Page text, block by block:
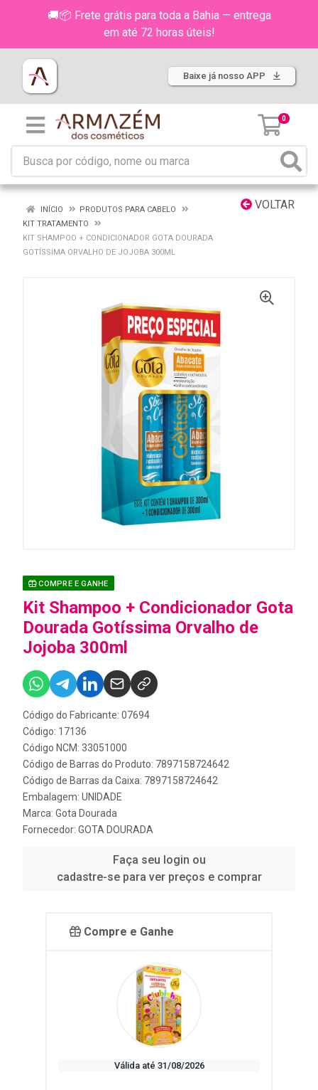
🚚📦 Frete grátis para toda a Bahia — entrega
em até 72 horas úteis!
Baixe já nosso APP
0
VOLTAR
INÍCIO
PRODUTOS PARA CABELO
KIT TRATAMENTO
KIT SHAMPOO + CONDICIONADOR GOTA DOURADA
GOTÍSSIMA ORVALHO DE JOJOBA 300ML
COMPRE E GANHE
Kit Shampoo + Condicionador Gota
Dourada Gotíssima Orvalho de
Jojoba 300ml
Código do Fabricante: 07694
Código: 17136
Código NCM: 33051000
Código de Barras do Produto: 7897158724642
Código de Barras da Caixa: 7897158724642
Embalagem: UNIDADE
Marca: Gota Dourada
Fornecedor: GOTA DOURADA
Faça seu login ou
cadastre-se para ver preços e comprar
Compre e Ganhe
Válida até 31/08/2026